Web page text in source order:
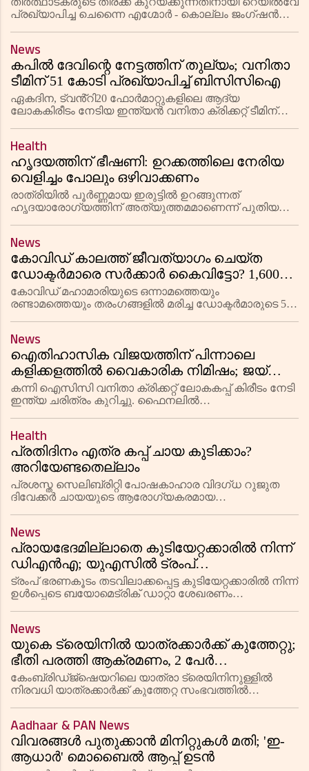
ആരംഭിക്കും
പ്രഖ്യാപിച്ച ചെന്നൈ എഗ്മോർ - കൊല്ലം ജംഗ്ഷൻ
വഴിയായിരിക്കും സർവീസുകൾ ഓടുക.
News
കപിൽ ദേവിന്റെ നേട്ടത്തിന് തുല്യം; വനിതാ
ടീമിന് 51 കോടി പ്രഖ്യാപിച്ച് ബിസിസിഐ
ഏകദിന, ട്വൻ്റി20 ഫോർമാറ്റുകളിലെ ആദ്യ
ലോകകിരീടം നേടിയ ഇന്ത്യൻ വനിതാ ക്രിക്കറ്റ് ടീമിന്
പ്രഖ്യാപിച്ചിരിക്കുന്നത്.
Health
ഹൃദയത്തിന് ഭീഷണി: ഉറക്കത്തിലെ നേരിയ
വെളിച്ചം പോലും ഒഴിവാക്കണം
രാത്രിയിൽ പൂർണ്ണമായ ഇരുട്ടിൽ ഉറങ്ങുന്നത്
ഹൃദയാരോഗ്യത്തിന് അത്യുത്തമമാണെന്ന് പുതിയ
വർദ്ധിപ്പിക്കുമെന്ന് ഗവേഷകർ മുന
News
കോവിഡ് കാലത്ത് ജീവത്യാഗം ചെയ്ത
ഡോക്ടർമാരെ സർക്കാർ കൈവിട്ടോ? 1,600
പേർ മരിച്ചിട്ടും നഷ്ടപരിഹാരം കിട്ടിയത് 500
കുടുംബങ്ങൾക്ക് മാത്രം!
കോവിഡ് മഹാമാരിയുടെ ഒന്നാമത്തെയും
രണ്ടാമത്തെയും തരംഗങ്ങളിൽ മരിച്ച ഡോക്ടർമാരുടെ 500
ഇത് വ്യക്തമാക്കുന്നത്.
News
ഐതിഹാസിക വിജയത്തിന് പിന്നാലെ
കളിക്കളത്തിൽ വൈകാരിക നിമിഷം; ജയ്
ഷായുടെ കാൽ തൊട്ട് വന്ദിച്ച് കൗർ;
ദൃശ്യങ്ങൾ വൈറലായി
കന്നി ഐസിസി വനിതാ ക്രിക്കറ്റ് ലോകകപ്പ് കിരീടം നേടി
ഇന്ത്യ ചരിത്രം കുറിച്ചു. ഫൈനലിൽ
ജേതാക്കളായത്. ഷഫാലിയും ദീപ്തിയും തിളങ്ങിയ മത്
Health
പ്രതിദിനം എത്ര കപ്പ് ചായ കുടിക്കാം?
അറിയേണ്ടതെല്ലാം
പ്രശസ്ത സെലിബ്രിറ്റി പോഷകാഹാര വിദഗ്ധ റുജുത
ദിവേക്കർ ചായയുടെ ആരോഗ്യകരമായ
ഒഴിവാക്കണമെന്നും വെറും വയറ്റിൽ ചായ കുടിക്കുന്നത്
News
പ്രായഭേദമില്ലാതെ കുടിയേറ്റക്കാരിൽ നിന്ന്
ഡിഎൻഎ; യുഎസിൽ ട്രംപ്
ഭരണകൂടത്തിൻ്റെ പുതിയ നീക്കം
ട്രംപ് ഭരണകൂടം തടവിലാക്കപ്പെട്ട കുടിയേറ്റക്കാരിൽ നിന്ന്
ഉൾപ്പെടെ ബയോമെട്രിക് ഡാറ്റാ ശേഖരണം
സെക്യൂരിറ്റി വകുപ്പ് അവതരിപ്പിച്ചു.
News
യുകെ ട്രെയിനിൽ യാത്രക്കാർക്ക് കുത്തേറ്റു;
ഭീതി പരത്തി ആക്രമണം, 2 പേർ
കസ്റ്റഡിയിൽ
കേംബ്രിഡ്ജ്ഷെയറിലെ യാത്രാ ട്രെയിനിനുള്ളിൽ
നിരവധി യാത്രക്കാർക്ക് കുത്തേറ്റ സംഭവത്തിൽ
Aadhaar & PAN News
വിവരങ്ങൾ പുതുക്കാൻ മിനിറ്റുകൾ മതി; 'ഇ-
ആധാർ' മൊബൈൽ ആപ്പ് ഉടൻ